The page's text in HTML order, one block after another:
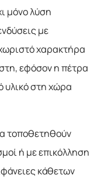
μόνο λύση
με
χαρακτήρα
εφόσον η πέτρα
υλικό στη χώρα
τοποθετηθούν
ή με επικόλληση
κάθετων